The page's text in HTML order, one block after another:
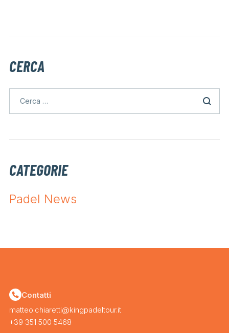
CERCA
CATEGORIE
Padel News
Contatti
matteo.chiaretti@kingpadeltour.it
+39 351 500 5468